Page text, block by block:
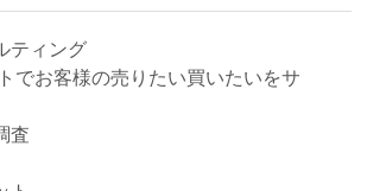
ティング
でお客様の売りたい買いたいをサ
査